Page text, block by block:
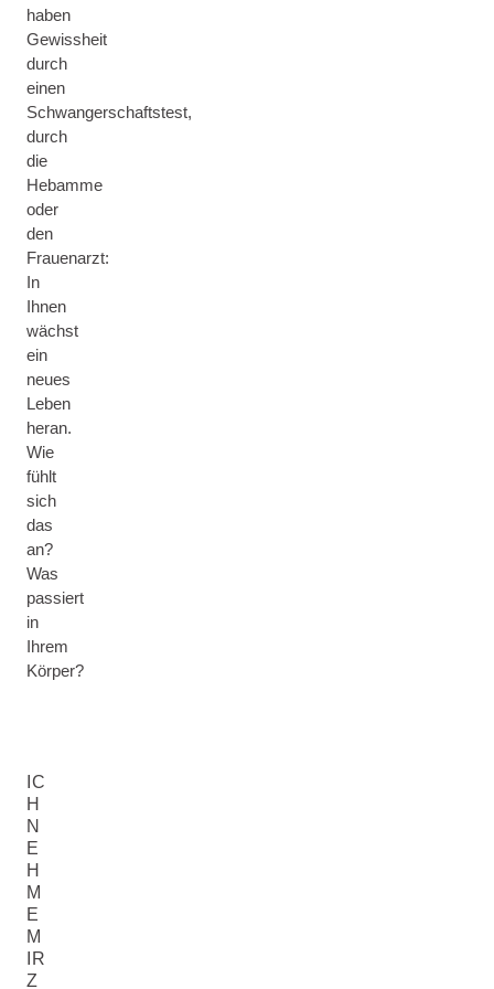
haben
Gewissheit
durch
einen
Schwangerschaftstest,
durch
die
Hebamme
oder
den
Frauenarzt:
In
Ihnen
wächst
ein
neues
Leben
heran.
Wie
fühlt
sich
das
an?
Was
passiert
in
Ihrem
Körper?
IC
H
N
E
H
M
E
M
IR
Z